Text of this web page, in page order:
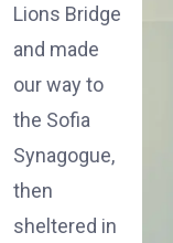
Lions Bridge
and made
our way to
the Sofia
Synagogue,
then
sheltered in